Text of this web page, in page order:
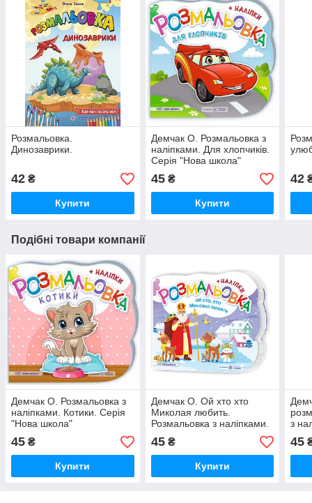
Розмальовка.
Динозаврики.
42 ₴
Купити
Демчак О. Розмальовка з
наліпками. Для хлопчиків.
Серія "Нова школа"
45₴
Купити
42
Подібні товари компанії
Демчак О. Розмальовка з
наліпками. Котики. Серія
"Нова школа"
45 ₴
Купити
Демчак О. Ой хто хто
Миколая любить.
Розмальовка з наліпками.
45₴
Купити
з
45